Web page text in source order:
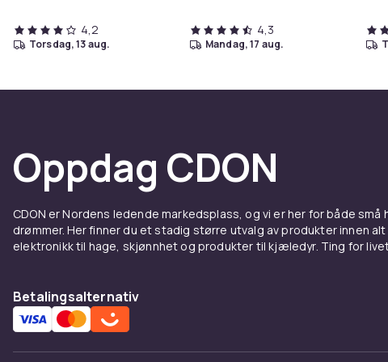
4,2
torsdag, 13 aug.
4,3
mandag, 17 aug.
Oppdag CDON
CDON er Nordens ledende markedsplass, og vi er her for både
drømmer. Her finner du et stadig større utvalg av produkter innen
elektronikk til hage, skjønnhet og produkter til kjæledyr. Ting for
Betalingsalternativ